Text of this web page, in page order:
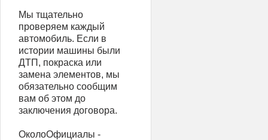
Мы тщательно
проверяем каждый
автомобиль. Если в
истории машины были
ДТП, покраска или
замена элементов, мы
обязательно сообщим
вам об этом до
заключения договора.
ОколоОфициалы -